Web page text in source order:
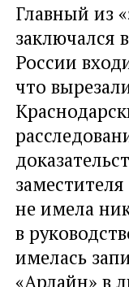
Главный из
заключался
России
что
не имела
в
имелась
«Арлайн» в